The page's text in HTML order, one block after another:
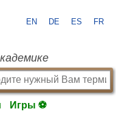
EN DE ES FR
Игры ⚽